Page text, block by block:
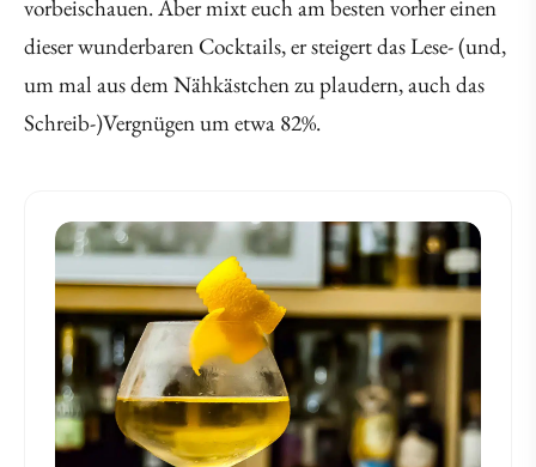
vorbeischauen. Aber mixt euch am besten vorher einen
dieser wunderbaren Cocktails, er steigert das Lese- (und,
um mal aus dem Nähkästchen zu plaudern, auch das
Schreib-)Vergnügen um etwa 82%.